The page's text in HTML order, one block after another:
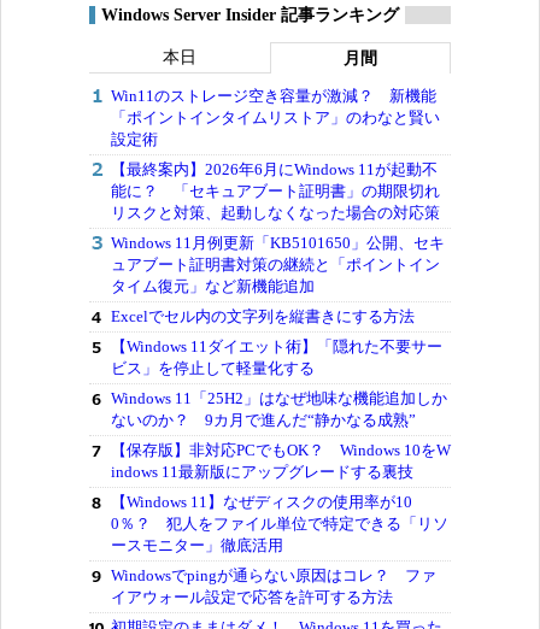
Windows Server Insider 記事ランキング
本日 月間
Win11のストレージ空き容量が激減？ 新機能
「ポイントインタイムリストア」のわなと賢い
設定術
【最終案内】2026年6月にWindows 11が起動不
能に？ 「セキュアブート証明書」の期限切れ
リスクと対策、起動しなくなった場合の対応策
Windows 11月例更新「KB5101650」公開、セキ
ュアブート証明書対策の継続と「ポイントイン
タイム復元」など新機能追加
Excelでセル内の文字列を縦書きにする方法
【Windows 11ダイエット術】「隠れた不要サー
ビス」を停止して軽量化する
Windows 11「25H2」はなぜ地味な機能追加しか
ないのか？ 9カ月で進んだ“静かなる成熟”
【保存版】非対応PCでもOK？ Windows 10をW
indows 11最新版にアップグレードする裏技
【Windows 11】なぜディスクの使用率が10
0％？ 犯人をファイル単位で特定できる「リソ
ースモニター」徹底活用
Windowsでpingが通らない原因はコレ？ ファ
イアウォール設定で応答を許可する方法